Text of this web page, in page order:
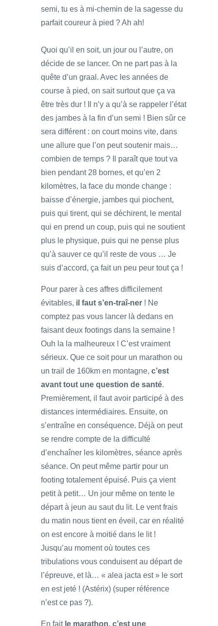
semi, tu es à mi-chemin de la sagesse du
parfait coureur à pied ? Ah ah!
Quoi qu’il en soit, un jour ou l’autre, on
décide de se lancer. On ne part pas à la
quête d’un graal. Avec les années de
course à pied, on sait surtout que ça va
être très dur ! Il n’y a qu’à se rappeler l’état
des jambes à la fin d’un semi ! Bien sûr ce
sera différent : on court moins vite, dans
une allure que l’on peut soutenir mais…
combien de temps ? Il paraît que tout va
bien pendant 28 bornes, et qu’en 2
kilomètres, la face du monde change :
baisse d’énergie, jambes qui piochent,
puis qui tirent, qui se déchirent, le mental
qui en prend un coup, puis qui ne soutient
plus le physique, puis qui ne pense plus
qu’à sauver ce qu’il reste de vous … Je
suis d’accord, ça fait un peu peur tout ça !
Pour parer à ces affres difficilement
évitables, il faut s’en-traî-ner ! Ne
comptez pas vous lancer là dedans en
faisant deux footings dans la semaine !
Ouh la la malheureux ! C’est vraiment
sérieux. Que ce soit pour un marathon ou
un trail de 160km en montagne, c’est
avant tout une question de santé.
Premièrement, il faut avoir participé à des
distances intermédiaires. Ensuite, on
s’entraîne en conséquence. Déjà on peut
se rendre compte de la difficulté
d’enchaîner les kilomètres, séance après
séance. On peut même partir pour un
footing totalement épuisé. Puis ça vient
petit à petit… Un jour même on tente le
départ à jeun au saut du lit. Le vent frais
du matin nous tient en éveil, car en réalité
on est encore à moitié dans le lit !
Jusqu’au moment où toutes ces
tribulations vous conduisent au départ de
l’épreuve, et là… « alea jacta est » le sort
en est jeté ! (Astérix) (super référence
n’est ce pas ?).
En faitle marathon, c’est une